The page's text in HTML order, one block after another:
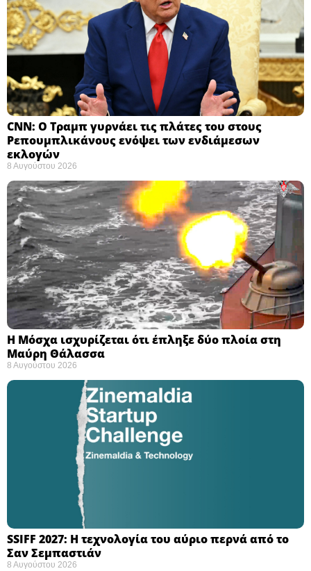
CNN: Ο Τραμπ γυρνάει τις πλάτες του στους
Ρεπουμπλικάνους ενόψει των ενδιάμεσων
εκλογών ​
8 Αυγούστου 2026
Η Μόσχα ισχυρίζεται ότι έπληξε δύο πλοία στη
Μαύρη Θάλασσα ​
8 Αυγούστου 2026
SSIFF 2027: Η τεχνολογία του αύριο περνά από το
Σαν Σεμπαστιάν ​
8 Αυγούστου 2026